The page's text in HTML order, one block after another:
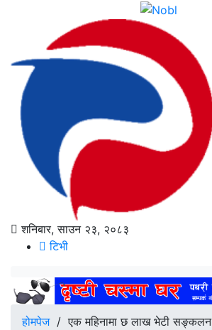
शनिबार, साउन २३, २०८३
टिभी
होमपेज/एक महिनामा छ लाख भेटी सङ्कलन